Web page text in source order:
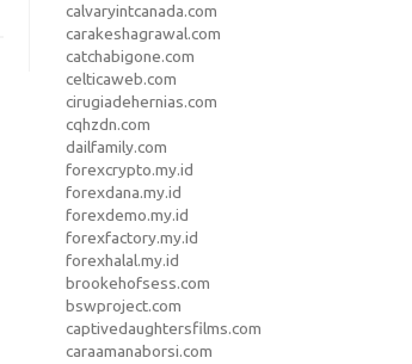
calvaryintcanada.com
carakeshagrawal.com
catchabigone.com
celticaweb.com
cirugiadehernias.com
cqhzdn.com
dailfamily.com
forexcrypto.my.id
forexdana.my.id
forexdemo.my.id
forexfactory.my.id
forexhalal.my.id
brookehofsess.com
bswproject.com
captivedaughtersfilms.com
caraamanaborsi.com